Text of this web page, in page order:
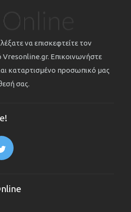
να επισκεφτείτε τον
Vresonline.gr. Επικοινωνήστε
καταρτισμένο προσωπικό μας
σας.